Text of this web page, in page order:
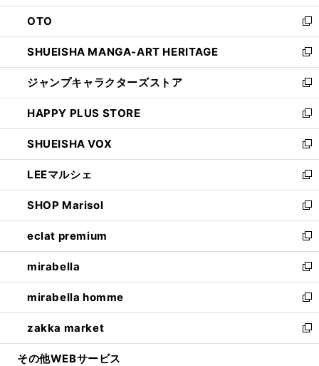
ウ
で
開
く
ン
ド
ウ
で
開
く
OTO
新
し
い
ウ
ィ
ン
ド
ウ
で
開
く
SHUEISHA MANGA-ART HERITAGE
新
し
い
ウ
ィ
ン
ド
ウ
で
開
く
ジャンプキャラクターズストア
新
し
い
ウ
ィ
ン
ド
ウ
で
開
く
HAPPY PLUS STORE
新
し
い
ウ
ィ
ン
ド
ウ
で
開
く
SHUEISHA VOX
新
し
い
ウ
ィ
ン
ド
ウ
で
開
く
LEEマルシェ
新
し
い
ウ
ィ
ン
ド
ウ
で
開
く
SHOP Marisol
新
し
い
ウ
ィ
ン
ド
ウ
で
開
eclat premium
新
し
い
ウ
ィ
ン
ド
ウ
mirabella
新
し
い
ウ
ィ
ン
mirabella homme
新
し
い
ウ
zakka market
新
し
その他WEBサービス